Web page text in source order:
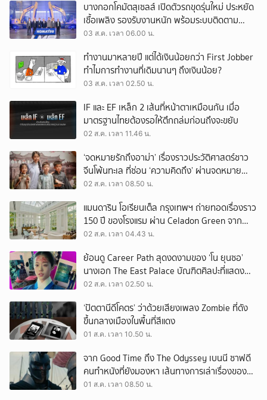
บางกอกโคมัตสุเซลส์ เปิดตัวรถขุดรุ่นใหม่ ประหยัด
เชื้อเพลิง รองรับงานหนัก พร้อมระบบติดตาม
เครื่องจักรผ่านดาวเทียม
03 ส.ค. เวลา 06.00 น.
ทำงานมาหลายปี แต่ได้เงินน้อยกว่า First Jobber
ทำไมการทำงานที่เดิมนานๆ ถึงเงินน้อย?
03 ส.ค. เวลา 02.50 น.
IF และ EF เหล็ก 2 เส้นที่หน้าตาเหมือนกัน เมื่อ
มาตรฐานไทยต้องรอให้ตึกถล่มก่อนถึงจะขยับ
02 ส.ค. เวลา 11.46 น.
‘จดหมายรักถึงอาม่า’ เรื่องราวประวัติศาสตร์ชาว
จีนโพ้นทะเล ที่ซ่อน ‘ความคิดถึง’ ผ่านจดหมาย
‘โพยก๊วน’
02 ส.ค. เวลา 08.50 น.
แมนดาริน โอเรียนเต็ล กรุงเทพฯ ถ่ายทอดเรื่องราว
150 ปี ของโรงแรม ผ่าน Celadon Green จาก
เครื่องศิลาดล
02 ส.ค. เวลา 04.43 น.
ย้อนดู Career Path สุดงดงามของ ‘โน ยุนซอ’
นางเอก The East Palace บัณฑิตศิลปะที่แสดง
เรื่องไหนก็ปัง
02 ส.ค. เวลา 02.50 น.
‘ปัตตานีดีโคตร’ ว่าด้วยเสียงเพลง Zombie ที่ดัง
ขึ้นกลางเมืองในพื้นที่สีแดง
01 ส.ค. เวลา 10.50 น.
จาก Good Time ถึง The Odyssey เบนนี ซาฟดี
คนทำหนังที่ยังมองหา เส้นทางการเล่าเรื่องของตัว
เอง
01 ส.ค. เวลา 08.50 น.